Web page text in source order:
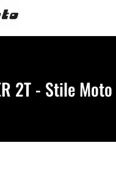
2T - Stile Moto